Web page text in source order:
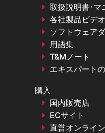
取扱説明書･マ
各社製品ビデ
ソフトウェア
用語集
T&Mノート
エキスパート
購入
国内販売店
ECサイト
直営オンライ